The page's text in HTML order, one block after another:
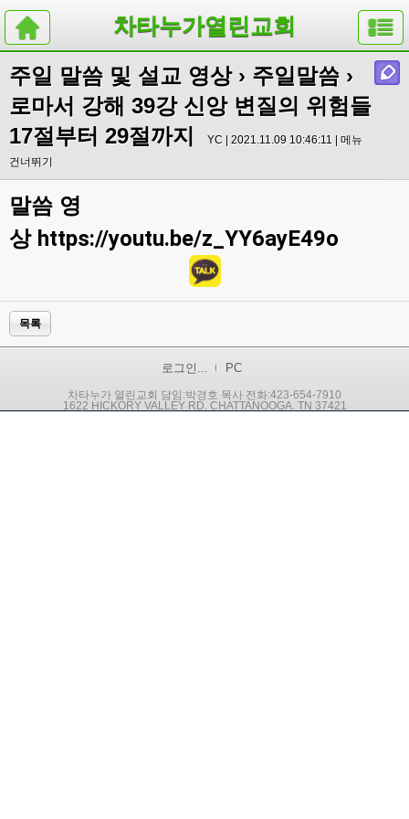
차타누가열린교회
주일 말씀 및 설교 영상› 주일말씀 ›
로마서 강해 39강 신앙 변질의 위험들
17절부터 29절까지
YC | 2021.11.09 10:46:11 | 메뉴
건너뛰기
말씀 영
상 https://youtu.be/z_YY6ayE49o
목록
로그인... PC
차타누가 열린교회 담임:박경호 목사 전화:423-654-7910
1622 HICKORY VALLEY RD. CHATTANOOGA, TN 37421